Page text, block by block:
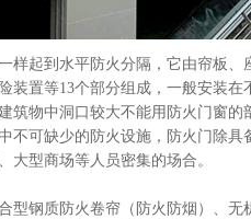
样起到水平防火分隔，它由帘板
装置等13个部分组成，一般安装
筑物中洞口较大不能用 防火门 窗的
不可缺少的防火设施， 防火门 除具
大型商场等人员密集的场合。
型钢质防火卷帘（防火防烟）、